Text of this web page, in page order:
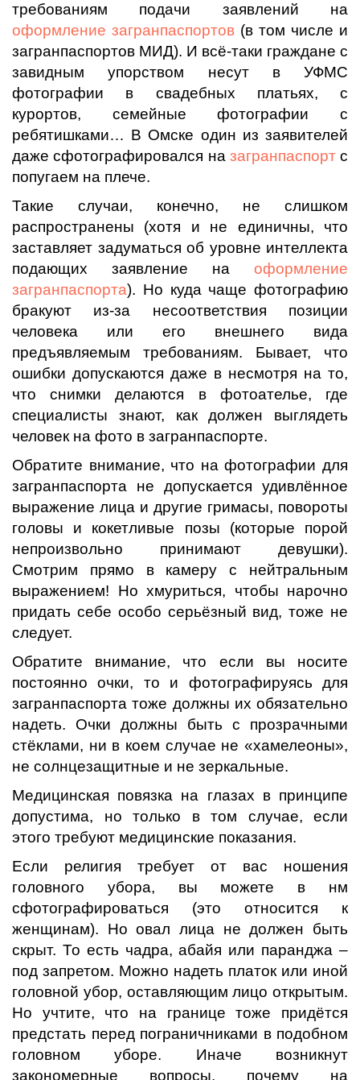
требованиям подачи заявлений на
оформление загранпаспортов (в том числе и
загранпаспортов МИД). И всё-таки граждане с
завидным упорством несут в УФМС
фотографии в свадебных платьях, с
курортов, семейные фотографии с
ребятишками… В Омске один из заявителей
даже сфотографировался на загранпаспортс
попугаем на плече.
Такие случаи, конечно, не слишком
распространены (хотя и не единичны, что
заставляет задуматься об уровне интеллекта
подающих заявление на оформление
загранпаспорта). Но куда чаще фотографию
бракуют из-за несоответствия позиции
человека или его внешнего вида
предъявляемым требованиям. Бывает, что
ошибки допускаются даже в несмотря на то,
что снимки делаются в фотоателье, где
специалисты знают, как должен выглядеть
человек на фото в загранпаспорте.
Обратите внимание, что на фотографии для
загранпаспорта не допускается удивлённое
выражение лица и другие гримасы, повороты
головы и кокетливые позы (которые порой
непроизвольно принимают девушки).
Смотрим прямо в камеру с нейтральным
выражением! Но хмуриться, чтобы нарочно
придать себе особо серьёзный вид, тоже не
следует.
Обратите внимание, что если вы носите
постоянно очки, то и фотографируясь для
загранпаспорта тоже должны их обязательно
надеть. Очки должны быть с прозрачными
стёклами, ни в коем случае не «хамелеоны»,
не солнцезащитные и не зеркальные.
Медицинская повязка на глазах в принципе
допустима, но только в том случае, если
этого требуют медицинские показания.
Если религия требует от вас ношения
головного убора, вы можете в нм
сфотографироваться (это относится к
женщинам). Но овал лица не должен быть
скрыт. То есть чадра, абайя или паранджа –
под запретом. Можно надеть платок или иной
головной убор, оставляющим лицо открытым.
Но учтите, что на границе тоже придётся
предстать перед пограничниками в подобном
головном уборе. Иначе возникнут
закономерные вопросы, почему на